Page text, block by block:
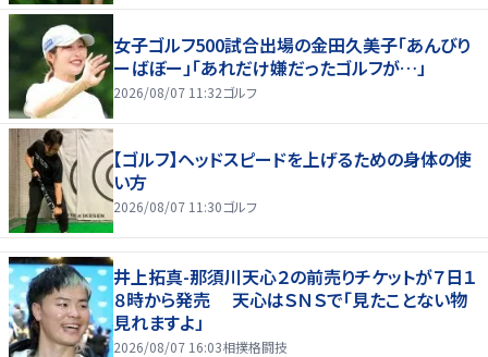
女子ゴルフ500試合出場の金田久美子「あんびり
ーばぼー」「あれだけ嫌だったゴルフが…」
2026/08/07 11:32ゴルフ
【ゴルフ】ヘッドスピードを上げるための身体の使
い方
2026/08/07 11:30ゴルフ
井上拓真-那須川天心２の前売りチケットが７日１
８時から発売 天心はＳＮＳで「見たことない物
見れますよ」
2026/08/07 16:03相撲格闘技